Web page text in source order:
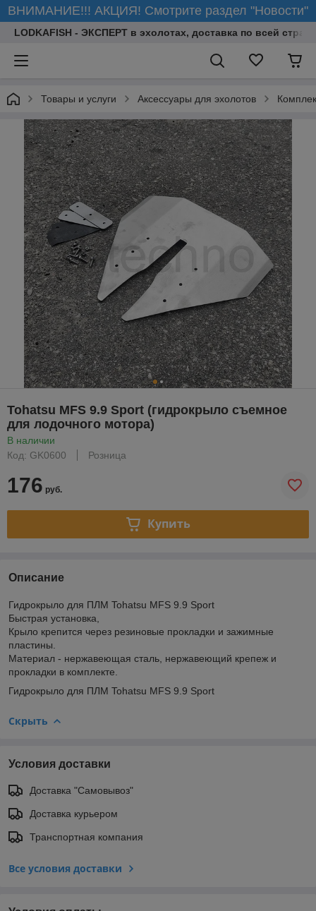
ВНИМАНИЕ!!! АКЦИЯ! Смотрите раздел "Новости"
LODKAFISH - ЭКСПЕРТ в эхолотах, доставка по всей стране
Товары и услуги Аксессуары для эхолотов
Tohatsu MFS 9.9 Sport (гидрокрыло съемное
для лодочного мотора)
В наличии
Код: GK0600
Розница
176 руб.
Купить
Описание
Гидрокрыло для ПЛМ Tohatsu MFS 9.9 Sport
Быстрая установка,
Крыло крепится через резиновые прокладки и зажимные
пластины.
Материал - нержавеющая сталь, нержавеющий крепеж и
прокладки в комплекте.
Гидрокрыло для ПЛМ Tohatsu MFS 9.9 Sport
Скрыть
Условия доставки
Доставка "Самовывоз"
Доставка курьером
Транспортная компания
Все условия доставки